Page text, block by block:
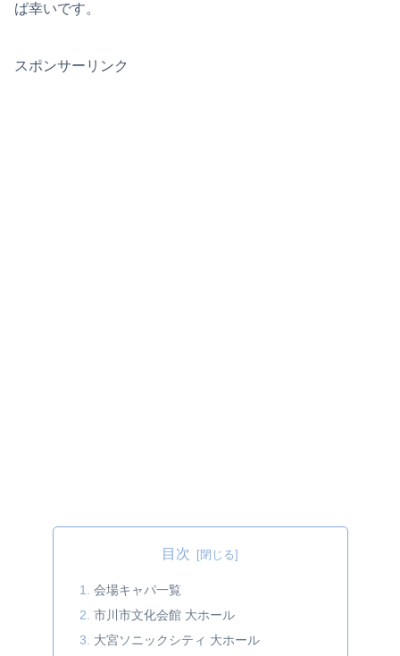
ば幸いです。
スポンサーリンク
目次
会場キャパ一覧
市川市文化会館 大ホール
大宮ソニックシティ 大ホール